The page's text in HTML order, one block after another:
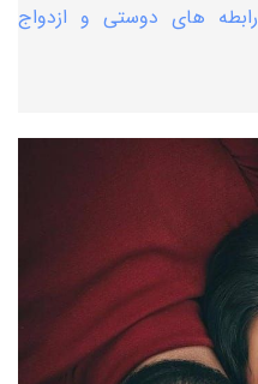
های دوستی و ازدواج